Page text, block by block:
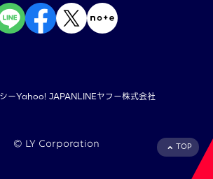
TOP
ーYahoo! JAPANLINEヤフー株式会社
©︎ LY Corporation